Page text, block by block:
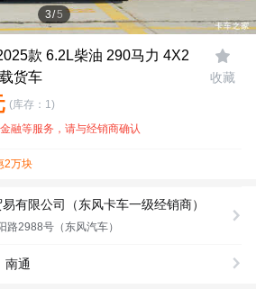
4/5
款 6.2L柴油 290马力 4X2
货车

收藏
(库存：1)
融等服务，请与经销商确认
2万块
有限公司（东风卡车一级经销商）
路2988号（东风汽车）
南通